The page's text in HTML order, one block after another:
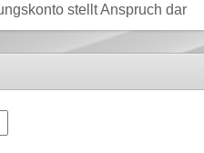
stellt Anspruch dar